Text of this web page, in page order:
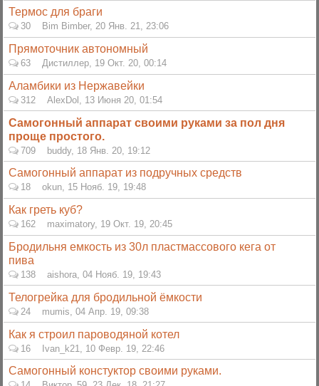
Термос для браги
30 Bim Bimber, 20 Янв. 21, 23:06
Прямоточник автономный
63 Дистиллер, 19 Окт. 20, 00:14
Аламбики из Нержавейки
312 AlexDol 13 Июня 20, 01:54
Самогонный аппарат своими руками за пол дня
проще простого.
709 buddy, 18 Янв. 20, 19:12
Самогонный аппарат из подручных средств
18 okun, 15 Нояб. 19, 19:48
Как греть куб?
162 maximatory, 19 Окт. 19, 20:45
Бродильня емкость из 30л пластмассового кега от
пива
138 aishora, 04 Нояб. 19, 19:43
Телогрейка для бродильной ёмкости
24 mumis 04 Апр. 19, 09:38
Как я строил пароводяной котел
16 Ivan_k21 10 Февр. 19, 22:46
Самогонный констуктор своими руками.